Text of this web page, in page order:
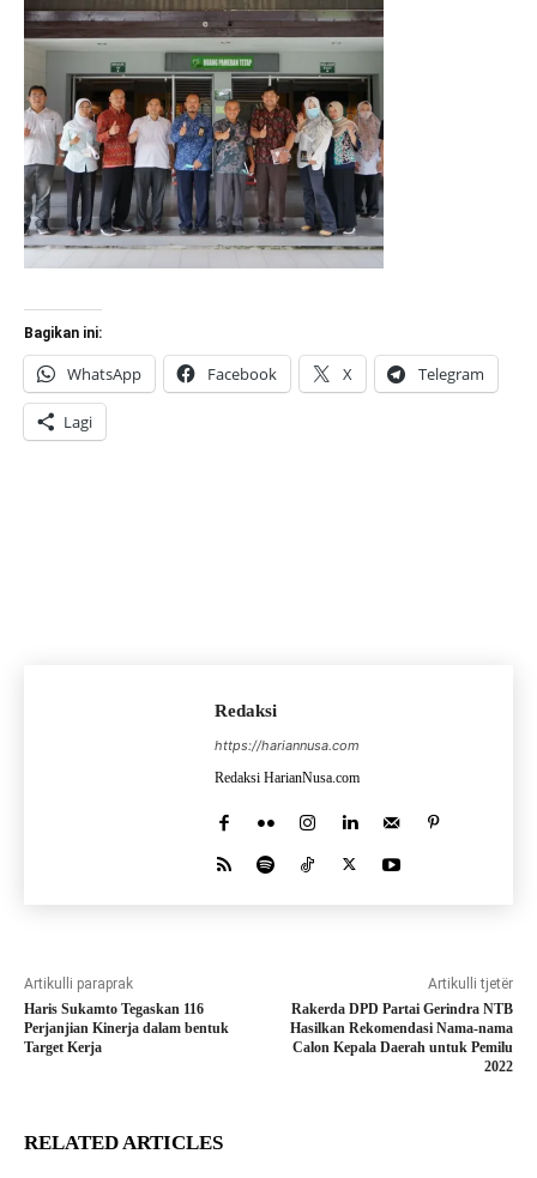
Bagikan ini:
WhatsApp Facebook X Telegram
Lagi
Redaksi
https://hariannusa.com
Redaksi HarianNusa.com
Artikulli paraprak
Haris Sukamto Tegaskan 116
Perjanjian Kinerja dalam bentuk
Target Kerja
Artikulli tjetër
Rakerda DPD Partai Gerindra NTB
Hasilkan Rekomendasi Nama-nama
Calon Kepala Daerah untuk Pemilu
2022
RELATED ARTICLES